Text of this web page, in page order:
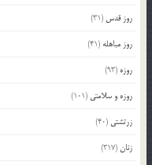
روز قدس (31)
روز مباهله (41)
روزه (93)
روزه و سلامتی (101)
زرتشتی (40)
زنان(317)